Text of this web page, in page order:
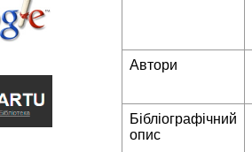
Автори
Бібліографічний
опис